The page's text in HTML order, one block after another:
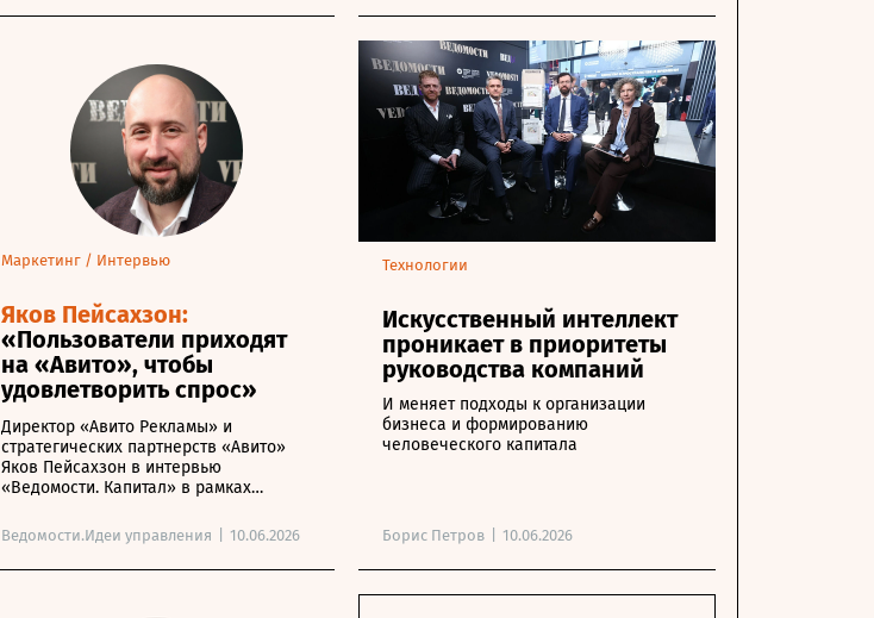
Маркетинг / Интервью
Яков Пейсахзон:
«Пользователи приходят
на «Авито», чтобы
удовлетворить спрос»
Директор «Авито Рекламы» и
стратегических партнерств «Авито»
Яков Пейсахзон в интервью
«Ведомости. Капитал» в рамках
маркетинговые бюджеты
перераспределяются на площадки
электронной коммерции и как
Ведомости.Идеи управления 10.06.2026
Технологии
Искусственный интеллект
проникает в приоритеты
руководства компаний
И меняет подходы к организации
бизнеса и формированию
человеческого капитала
Борис Петров 10.06.2026